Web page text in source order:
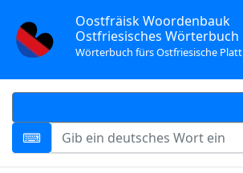
Oostfräisk Woordenbauk
Ostfriesisches Wörterbuch
Wörterbuch fürs Ostfriesische Platt